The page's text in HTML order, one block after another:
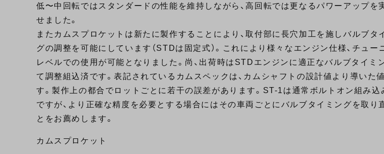
低〜中回転ではスタンダードの性能を維持しながら、高回転では更なるパワーアップを
せました。
またカムスプロケットは新たに製作することにより、取付部に長穴加工を施しバルブタ
グの調整を可能にしています（STDは固定式）。これにより様々なエンジン仕様、チュー
レベルでの使用が可能となりました。尚、出荷時はSTDエンジンに適正なバルブタイミ
て調整組込済です。表記されているカムスペックは、カムシャフトの設計値より導いた
す。製作上の都合でロットごとに若干の誤差があります。ST-1は通常ボルトオン組み込
ですが、より正確な精度を必要とする場合にはその車両ごとにバルブタイミングを取り
とをお薦めします。
カムスプロケット